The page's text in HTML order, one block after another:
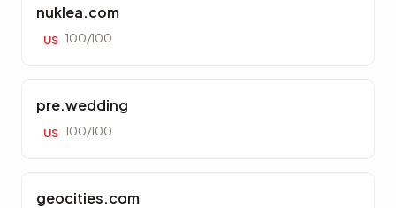
nuklea.com
US 100/100
pre.wedding
US 100/100
geocities.com